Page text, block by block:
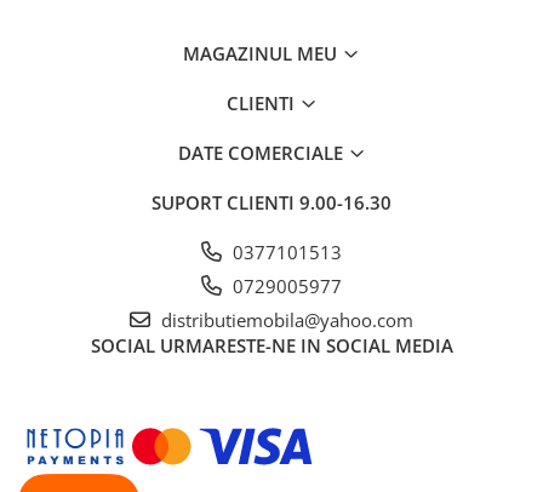
MAGAZINUL MEU
CLIENTI
DATE COMERCIALE
SUPORT CLIENTI 9.00-16.30
0377101513
0729005977
distributiemobila@yahoo.com
SOCIAL URMARESTE-NE IN SOCIAL MEDIA